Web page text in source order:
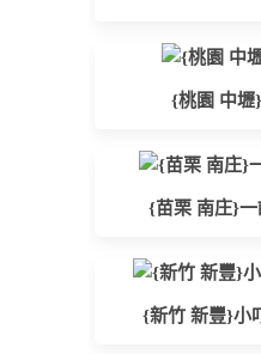
{桃園 中壢
{苗栗 南庄}一
{新竹 新豐}小